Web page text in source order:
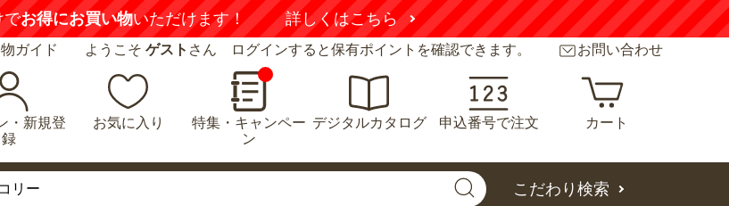
でお得にお買い物いただけます！ 詳しくはこちら
ガイド ようこそ ゲスト さん ログインすると保有ポイントを確認できます。 お問い合わせ
・新規登
録
お気に入り
特集・キャンペー
ン
デジタルカタログ 申込番号で注文 カート
こだわり検索